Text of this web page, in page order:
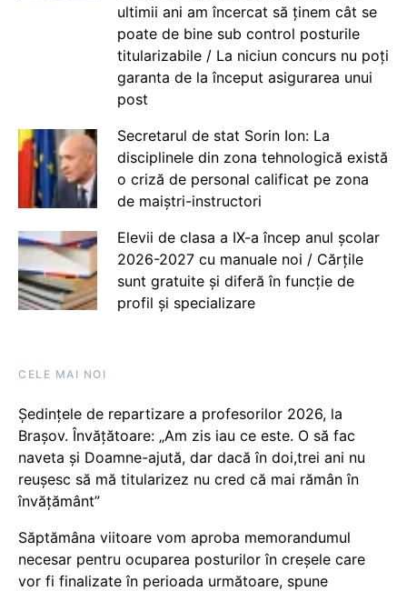
ultimii ani am încercat să ținem cât se
poate de bine sub control posturile
titularizabile / La niciun concurs nu poți
garanta de la început asigurarea unui
post
Secretarul de stat Sorin Ion: La
disciplinele din zona tehnologică există
o criză de personal calificat pe zona
de maiștri-instructori
Elevii de clasa a IX-a încep anul școlar
2026-2027 cu manuale noi / Cărțile
sunt gratuite și diferă în funcție de
profil și specializare
CELE MAI NOI
Ședințele de repartizare a profesorilor 2026, la
Brașov. Învățătoare: „Am zis iau ce este. O să fac
naveta și Doamne-ajută, dar dacă în doi,trei ani nu
reușesc să mă titularizez nu cred că mai rămân în
învățământ”
Săptămâna viitoare vom aproba memorandumul
necesar pentru ocuparea posturilor în creșele care
vor fi finalizate în perioada următoare, spune